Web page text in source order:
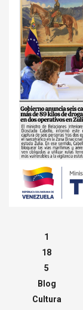
1
18
5
Blog
Cultura